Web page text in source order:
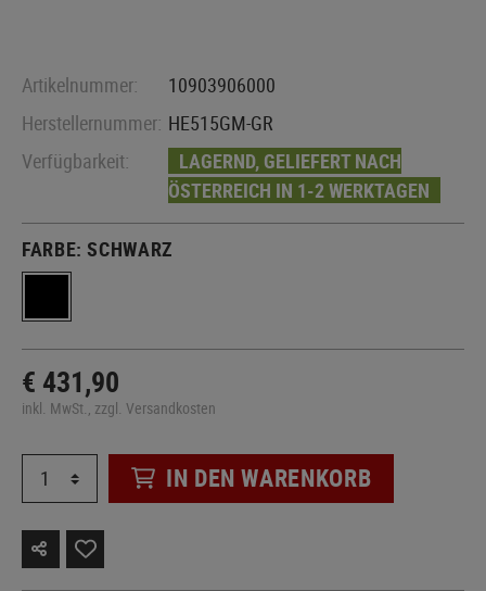
Artikelnummer:
10903906000
Herstellernummer: HE515GM-GR
Verfügbarkeit:
LAGERND, GELIEFERT NACH
ÖSTERREICH IN 1-2 WERKTAGEN
FARBE:SCHWARZ
€ 431,90
inkl. MwSt., zzgl. Versandkosten
IN DEN WARENKORB